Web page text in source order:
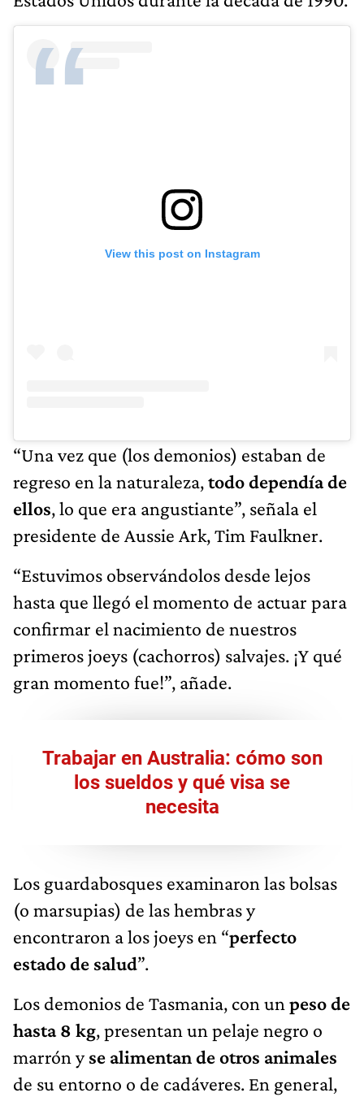
View this post on Instagram
“Una vez que (los demonios) estaban de
regreso en la naturaleza,todo dependía de
ellos, lo que era angustiante”, señala el
presidente de Aussie Ark, Tim Faulkner.
“Estuvimos observándolos desde lejos
hasta que llegó el momento de actuar para
confirmar el nacimiento de nuestros
primeros joeys (cachorros) salvajes. ¡Y qué
gran momento fue!”, añade.
Trabajar en Australia: cómo son
los sueldos y qué visa se
necesita
Los guardabosques examinaron las bolsas
(o marsupias) de las hembras y
encontraron a los joeys en “perfecto
estado de salud”.
Los demonios de Tasmania, con unpeso de
hasta 8 kg, presentan un pelaje negro o
marrón yse alimentan de otros animales
de su entorno o de cadáveres. En general,